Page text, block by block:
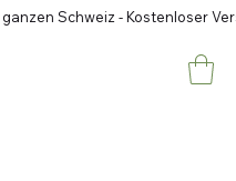
Schweiz - Kostenloser